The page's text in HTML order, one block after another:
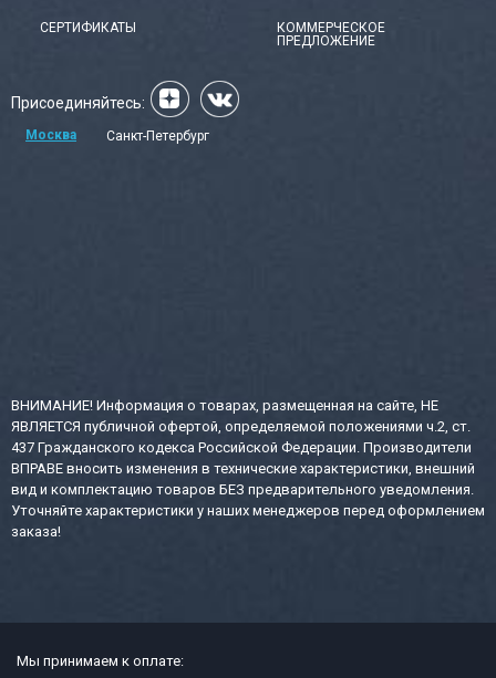
СЕРТИФИКАТЫ
КОММЕРЧЕСКОЕ
ПРЕДЛОЖЕНИЕ
Присоединяйтесь:
Москва Санкт-Петербург
ВНИМАНИЕ! Информация о товарах, размещенная на сайте, НЕ
ЯВЛЯЕТСЯ публичной офертой, определяемой положениями ч.2, ст.
437 Гражданского кодекса Российской Федерации. Производители
ВПРАВЕ вносить изменения в технические характеристики, внешний
вид и комплектацию товаров БЕЗ предварительного уведомления.
Уточняйте характеристики у наших менеджеров перед оформлением
заказа!
Мы принимаем к оплате: